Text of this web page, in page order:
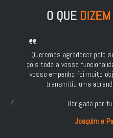
O QUE DIZEM
Queremos agradecer pelo
pois toda a vossa
vosso empenho foi muito
transmitiu uma
Obrigada por
Joaquim e